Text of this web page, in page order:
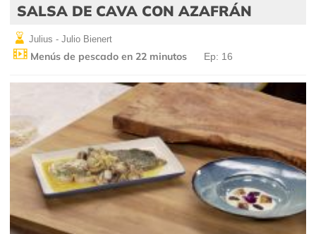
SALSA DE CAVA CON AZAFRÁN
Julius - Julio Bienert
Menús de pescado en 22 minutos Ep: 16